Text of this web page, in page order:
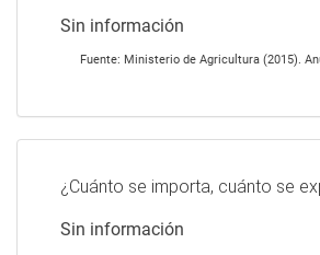
Sin información
Fuente: Ministerio de Agricultura (2015).
¿Cuánto se importa, cuánto se
Sin información